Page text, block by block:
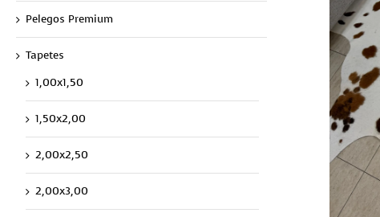
Pelegos Premium
Tapetes
1,00x1,50
1,50x2,00
2,00x2,50
2,00x3,00